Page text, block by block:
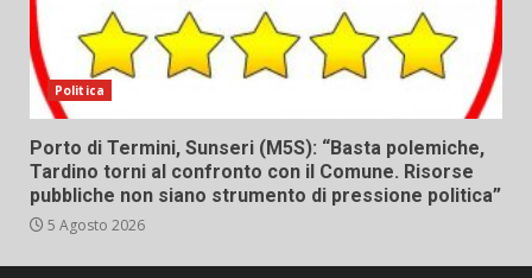
Politica
Porto di Termini, Sunseri (M5S): “Basta polemiche,
Tardino torni al confronto con il Comune. Risorse
pubbliche non siano strumento di pressione politica”
5 Agosto 2026